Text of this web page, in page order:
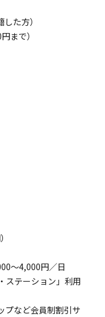
た方）
まで）
～4,000円／日
ステーション」利用
など会員制割引サ